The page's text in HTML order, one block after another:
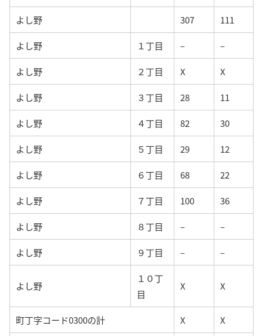
よし野 307 111
よし野 １丁目 – –
よし野 ２丁目 X X
よし野 ３丁目 28 11
よし野 ４丁目 82 30
よし野 ５丁目 29 12
よし野 ６丁目 68 22
よし野 ７丁目 100 36
よし野 ８丁目 – –
よし野 ９丁目 – –
よし野
１０丁
目
X X
町丁字コード0300の計 X X